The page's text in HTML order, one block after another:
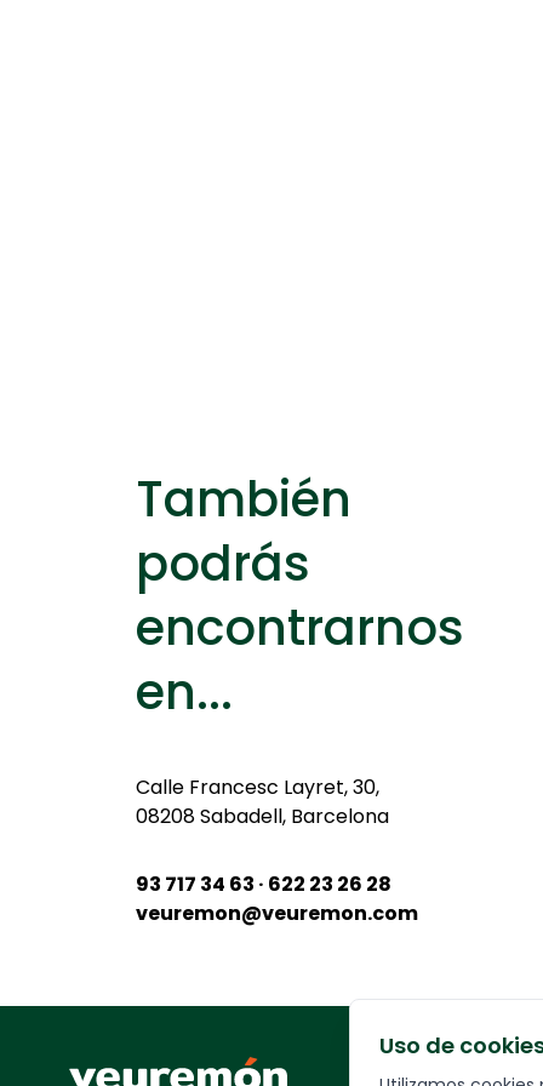
También
podrás
encontrarnos
en...
Calle Francesc Layret, 30,
08208 Sabadell, Barcelona
93 717 34 63 · 622 23 26 28
veuremon@veuremon.com
Your Company
Uso de